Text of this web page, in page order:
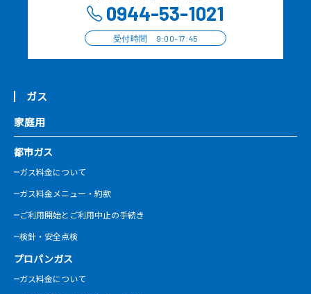
0944-53-1021
受付時間 9:00-17:45
ガス
家庭用
都市ガス
ガス料金について
ガス料金メニュー・約款
ご利用開始とご利用中止の手続き
検針・安全点検
プロパンガス
ガス料金について